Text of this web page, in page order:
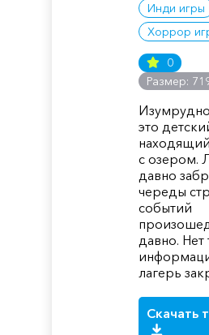
Инди игры
Хоррор
0
Размер:
это
с озером.
давно
череды
событий
давно. Нет
лагерь
Скачать